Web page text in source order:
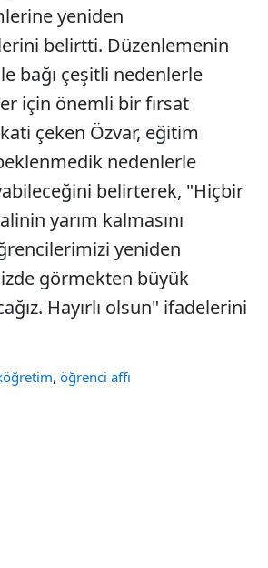
yeniden
belirtti. Düzenlemenin
bağı çeşitli nedenlerle
için önemli bir fırsat
çeken Özvar, eğitim
nedenlerle
belirterek, "Hiçbir
yarım kalmasını
yeniden
görmekten büyük
Hayırlı olsun" ifadelerini
, öğrenci affı